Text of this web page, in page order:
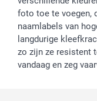
Influencer
foto toe te voegen,
naamlabels van
langdurige
zo zijn ze resistent
vandaag en zeg